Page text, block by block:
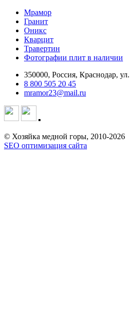
Мрамор
Гранит
Оникс
Кварцит
Травертин
Фотографии плит в наличии
350000, Россия, Краснодар,
8 800 505 20 45
mramor23@mail.ru
© Хозяйка медной горы, 2010-2026
SEO оптимизация сайта